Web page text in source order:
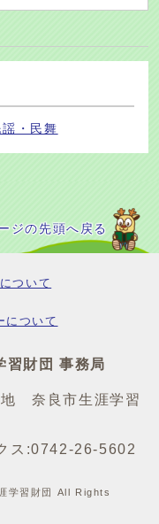
・民舞
ジの先頭へ戻る
ついて
について
習財団 事務局
奈良市生涯学習
ス:0742-26-5602
学習財団 All Rights